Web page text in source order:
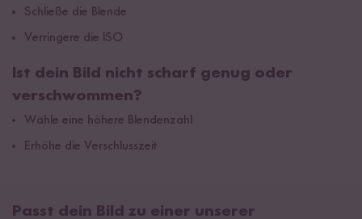
Schließe die Blende
Verringere die ISO
Ist dein Bild nicht scharf genug oder
verschwommen?
Wähle eine höhere Blendenzahl
Erhöhe die Verschlusszeit
Passt dein Bild zu einer unserer